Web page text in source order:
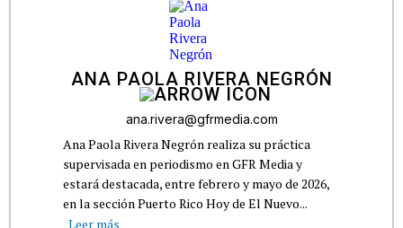
ANA PAOLA RIVERA NEGRÓN
ana.rivera@gfrmedia.com
Ana Paola Rivera Negrón realiza su práctica
supervisada en periodismo en GFR Media y
estará destacada, entre febrero y mayo de 2026,
en la sección Puerto Rico Hoy de El Nuevo...
Leer más